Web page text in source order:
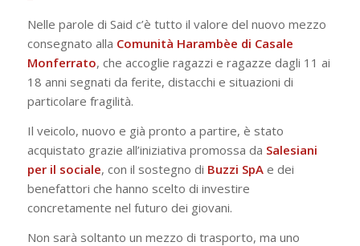
Nelle parole di Said c’è tutto il valore del nuovo mezzo
consegnato alla Comunità Harambèe di Casale
Monferrato, che accoglie ragazzi e ragazze dagli 11 ai
18 anni segnati da ferite, distacchi e situazioni di
particolare fragilità.
Il veicolo, nuovo e già pronto a partire, è stato
acquistato grazie all’iniziativa promossa da Salesiani
per il sociale, con il sostegno di Buzzi SpAe dei
benefattori che hanno scelto di investire
concretamente nel futuro dei giovani.
Non sarà soltanto un mezzo di trasporto, ma uno